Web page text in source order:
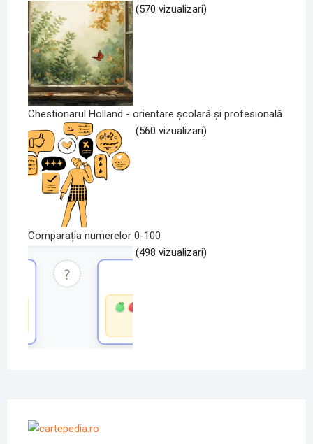
(570 vizualizari)
Chestionarul Holland - orientare școlară și profesională
(560 vizualizari)
Comparația numerelor 0-100
(498 vizualizari)